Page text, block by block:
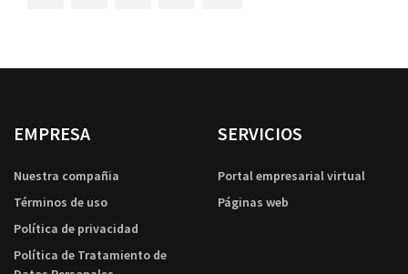
EMPRESA
Nuestra compañia
Términos de uso
Política de privacidad
Política de Tratamiento de
SERVICIOS
Portal empresarial virtual
Páginas web